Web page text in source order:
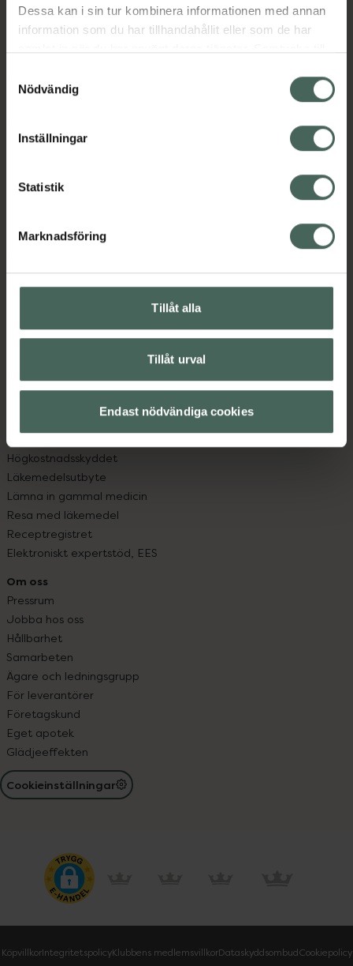
Dessa kan i sin tur kombinera informationen med annan
information som du har tillhandahållit eller som de har
återkalla ditt samtycke via webbplatsens
cookieinställningar. Ett återkallat samtycke påverkar inte
lagligheten av behandling som skett innan återkallelsen.
Nödvändig
Inställningar
Statistik
Marknadsföring
Tillåt alla
Tillåt urval
Endast nödvändiga cookies
Kronans Apotek finns här för dig. Du hittar oss från Skåne i
datorn. Oavsett vem du är så är det vårt uppdrag att
med oss.
Kontakta oss
Hitta apotek
Leverans, betalning och retur
Kundklubb
Köpvillkor
Om recept och läkemedel
Fullmakter
Högkostnadsskyddet
Läkemedelsutbyte
Lämna in gammal medicin
Resa med läkemedel
Receptregistret
Elektroniskt expertstöd, EES
Om oss
Pressrum
Jobba hos oss
Hållbarhet
Samarbeten
Ägare och ledningsgrupp
För leverantörer
Företagskund
Eget apotek
Glädjeeffekten
Cookieinställningar
KöpvillkorIntegritetspolicyKlubbens medlemsvillkorDataskyddsombudCookiepolicy